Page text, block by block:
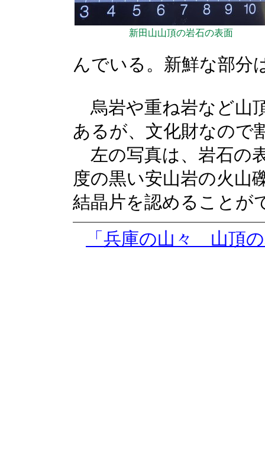
新田山山頂の岩石の表面
んでいる。新鮮な部分
烏岩や重ね岩など山
あるが、文化財なので
左の写真は、岩石の
度の黒い安山岩の火山
結晶片を認めることが
「兵庫の山々 山頂